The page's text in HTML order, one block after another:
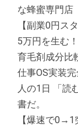
な蜂蜜専門店
【副業0円ス
5万円を生む
育毛剤成分比
仕事OS実装
人の1日 「読
書だ。
【爆速で